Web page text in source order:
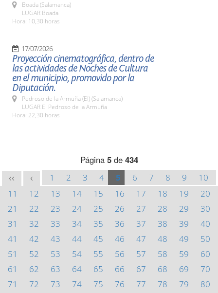
Boada (Salamanca)
LUGAR Boada
Hora: 10,30 horas
17/07/2026
Proyección cinematográfica, dentro de
las actividades de Noches de Cultura
en el municipio, promovido por la
Diputación.
Pedroso de la Armuña (El) (Salamanca)
LUGAR El Pedroso de la Armuña
Hora: 22,30 horas
Página 5de 434
<< < 1 2 3 4 5 6 7 8 9
10
11
12 13 14 15 16 17 18 19
20
21
22 23 24 25 26 27 28 29
30
31
32 33 34 35 36 37 38 39
40
41
42 43 44 45 46 47 48 49
50
51
52 53 54 55 56 57 58 59
60
61
62 63 64 65 66 67 68 69
70
71
72 73 74 75 76 77 78 79
80